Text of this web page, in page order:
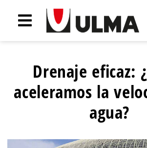
Drenaje eficaz:
aceleramos la
agua?